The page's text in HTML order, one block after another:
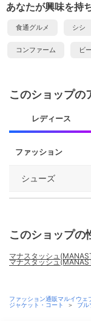
あなたが興味を持
食通グルメ シシ
コンファーム ビ
このショップの
レディース
ファッション
シューズ
このショップの
マナスタッシュ
マナスタッシュ
ファッション通販マルイウェ
ジャケット・コート
＞ ブル